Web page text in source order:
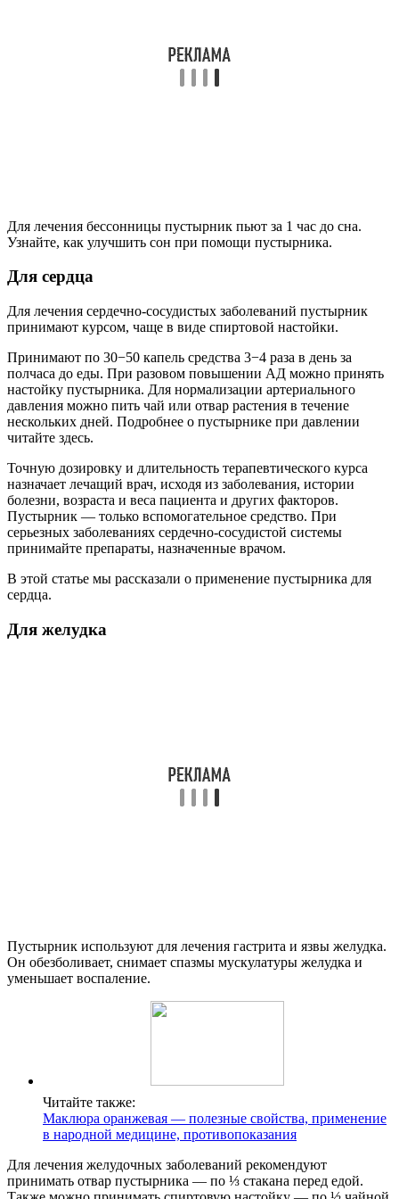
Для лечения бессонницы пустырник пьют за 1 час до сна.
Узнайте, как улучшить сон при помощи пустырника.
Для сердца
Для лечения сердечно-сосудистых заболеваний пустырник
принимают курсом, чаще в виде спиртовой настойки.
Принимают по 30−50 капель средства 3−4 раза в день за
полчаса до еды. При разовом повышении АД можно принять
настойку пустырника. Для нормализации артериального
давления можно пить чай или отвар растения в течение
нескольких дней. Подробнее о пустырнике при давлении
читайте здесь.
Точную дозировку и длительность терапевтического курса
назначает лечащий врач, исходя из заболевания, истории
болезни, возраста и веса пациента и других факторов.
Пустырник — только вспомогательное средство. При
серьезных заболеваниях сердечно-сосудистой системы
принимайте препараты, назначенные врачом.
В этой статье мы рассказали о применение пустырника для
сердца.
Для желудка
Пустырник используют для лечения гастрита и язвы желудка.
Он обезболивает, снимает спазмы мускулатуры желудка и
уменьшает воспаление.
Читайте также:
Маклюра оранжевая — полезные свойства, применение
в народной медицине, противопоказания
Для лечения желудочных заболеваний рекомендуют
принимать отвар пустырника — по ⅓ стакана перед едой.